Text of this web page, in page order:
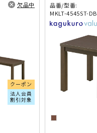
欠品中
クーポン
法人会員
割引対象
品番/型番:
MKLT-4545ST-DB